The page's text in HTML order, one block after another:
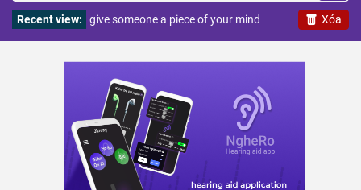
Xóa
Recent view: give someone a piece of your mind